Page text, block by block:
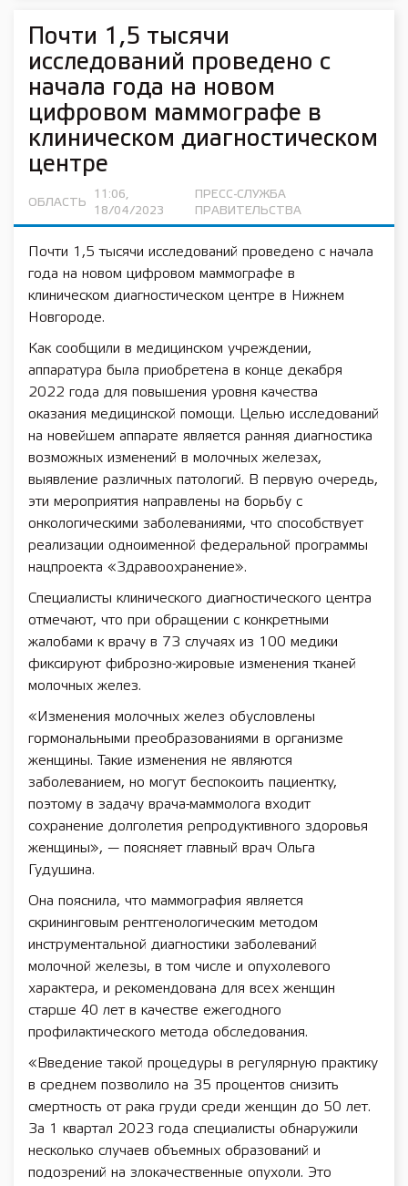
Почти 1,5 тысячи
исследований проведено с
начала года на новом
цифровом маммографе в
клиническом диагностическом
центре
ОБЛАСТЬ
11:06,
18/04/2023
ПРЕСС-СЛУЖБА
ПРАВИТЕЛЬСТВА
Почти 1,5 тысячи исследований проведено с начала
года на новом цифровом маммографе в
клиническом диагностическом центре в Нижнем
Новгороде.
Как сообщили в медицинском учреждении,
аппаратура была приобретена в конце декабря
2022 года для повышения уровня качества
оказания медицинской помощи. Целью исследований
на новейшем аппарате является ранняя диагностика
возможных изменений в молочных железах,
выявление различных патологий. В первую очередь,
эти мероприятия направлены на борьбу с
онкологическими заболеваниями, что способствует
реализации одноименной федеральной программы
нацпроекта «Здравоохранение».
Специалисты клинического диагностического центра
отмечают, что при обращении с конкретными
жалобами к врачу в 73 случаях из 100 медики
фиксируют фиброзно-жировые изменения тканей
молочных желез.
«Изменения молочных желез обусловлены
гормональными преобразованиями в организме
женщины. Такие изменения не являются
заболеванием, но могут беспокоить пациентку,
поэтому в задачу врача-маммолога входит
сохранение долголетия репродуктивного здоровья
женщины», — поясняет главный врач Ольга
Гудушина.
Она пояснила, что маммография является
скрининговым рентгенологическим методом
инструментальной диагностики заболеваний
молочной железы, в том числе и опухолевого
характера, и рекомендована для всех женщин
старше 40 лет в качестве ежегодного
профилактического метода обследования.
«Введение такой процедуры в регулярную практику
в среднем позволило на 35 процентов снизить
смертность от рака груди среди женщин до 50 лет.
За 1 квартал 2023 года специалисты обнаружили
несколько случаев объемных образований и
подозрений на злокачественные опухоли. Это